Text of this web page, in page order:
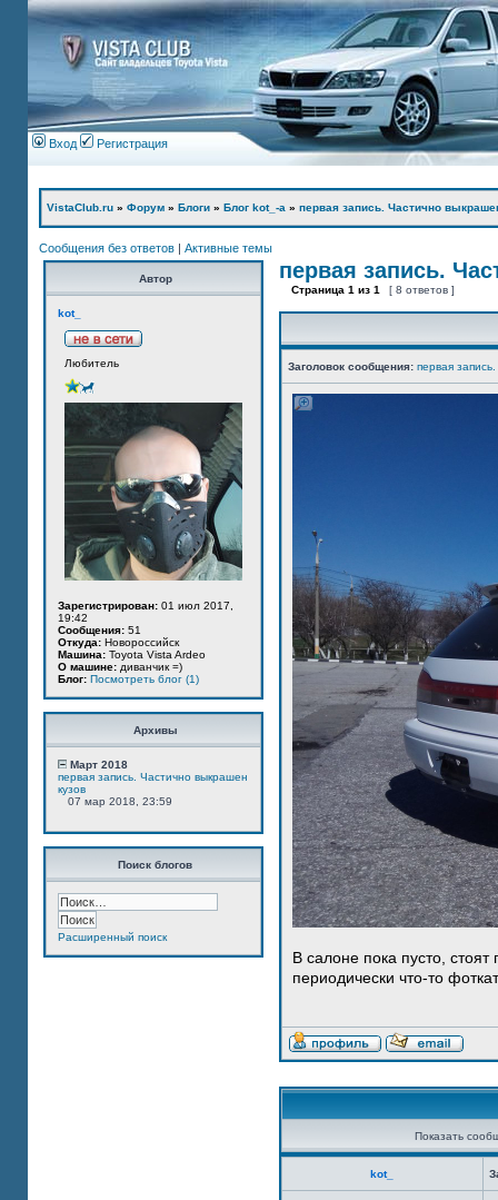
Вход Регистрация
VistaClub.ru » Форум » Блоги » Блог kot_-а » первая запись. Частично
Сообщения без ответов | Активные темы
Автор
kot_
Любитель
Зарегистрирован: 01 июл 2017,
19:42
Сообщения: 51
Откуда: Новороссийск
Машина: Toyota Vista Ardeo
О машине: диванчик =)
Блог: Посмотреть блог (1)
Архивы
Март 2018
первая запись. Частично выкрашен
кузов
07 мар 2018, 23:59
Поиск блогов
Расширенный поиск
первая запись.
Страница 1 из 1 [ 8 ответов ]
Заголовок сообщения: первая
В салоне пока пусто,
периодически что-то
Показать
kot_